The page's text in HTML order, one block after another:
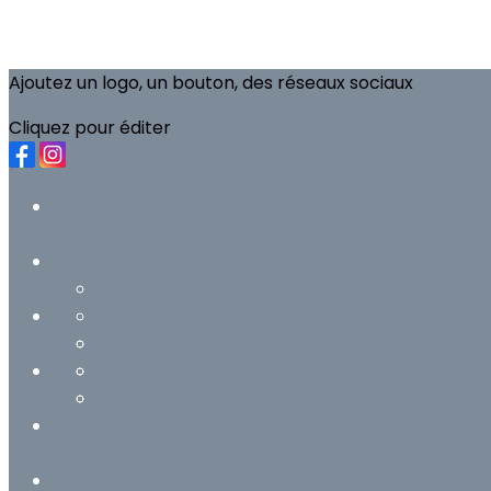
Ajoutez un logo, un bouton, des réseaux sociaux
Cliquez pour éditer